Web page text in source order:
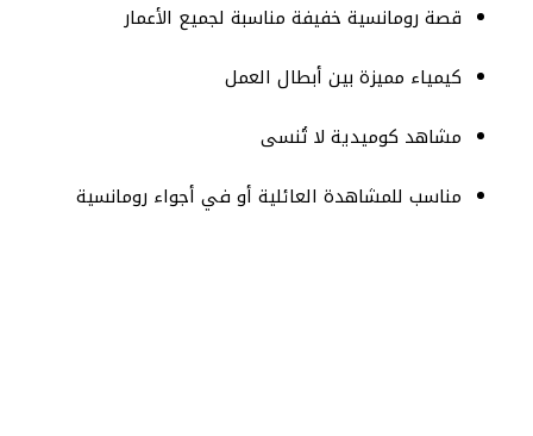
قصة رومانسية خفيفة مناسبة لجميع الأعمار
كيمياء مميزة بين أبطال العمل
مشاهد كوميدية لا تُنسى
مناسب للمشاهدة العائلية أو في أجواء رومانسية